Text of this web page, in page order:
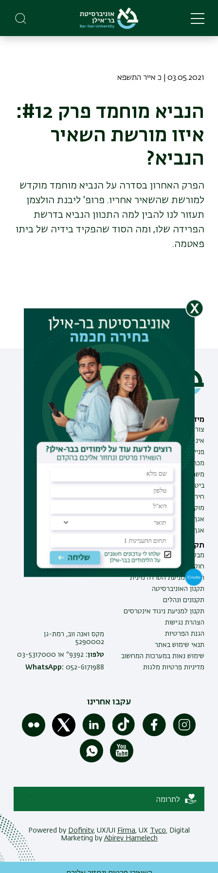
main
03.05.2021 | כ אייר התשפא
הנביא מוחמד פרק #12:
איזו מורשת השאיר
הנביא?
הפרק האחרון בסדרה על הנביא מוחמד מוקדש
למורשת שהשאיר אחריו. פרופ' ליבנת הולצמן
תעזור לנו להבין למה התכוון הנביא בדרשת
הפרידה שלו, ומה הסוד שהפקיד בידיה של ביתו
פאטמה.
מידע וסיוע
צור קשר
אינ-בר מידע אישי לסטודנט
פנייה למנהל האתר
מכרזים
משרות בבר-אילן
ביטחון ובטיחות
חירום ועזרה ראשונה
מוקד בקרה לדיווחים
אגף התקשוב
אגף התפעול
תחומי לימוד
תואר ראשון
תואר שני
תואר שלישי
תקנות וביקורת
מבקר האוניברסיטה
חוק חופש המידע
החוק למניעת הטרדה מינית
תקנון האוניברסיטה
תקנונים ונהלים
תקנון למניעת ניגוד אינטרסים
הצהרת נגישות
הגנת הפרטיות
תנאי שימוש באתר
שימוש נאות במערכות המחשוב
מדיניות פרטיות מלגות
מקס ואנה ווב, רמת-גן
5290002
טלפון: 9392* או 03-5317000
WhatsApp: 052-6171988
עקבו אחרינו
לתרומה
Powered by Dofinity, UX/UI Firma, UX Tyco, Digital
Marketing by Abirey Hamelech